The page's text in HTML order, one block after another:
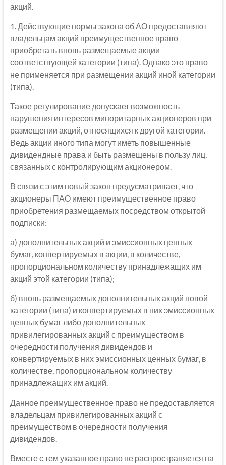
акций.
1. Действующие нормы закона об АО предоставляют
владельцам акций преимущественное право
приобретать вновь размещаемые акции
соответствующей категории (типа). Однако это право
не применяется при размещении акций иной категории
(типа).
Такое регулирование допускает возможность
нарушения интересов миноритарных акционеров при
размещении акций, относящихся к другой категории.
Ведь акции иного типа могут иметь повышенные
дивидендные права и быть размещены в пользу лиц,
связанных с контролирующим акционером.
В связи с этим новый закон предусматривает, что
акционеры ПАО имеют преимущественное право
приобретения размещаемых посредством открытой
подписки:
а) дополнительных акций и эмиссионных ценных
бумаг, конвертируемых в акции, в количестве,
пропорциональном количеству принадлежащих им
акций этой категории (типа);
б) вновь размещаемых дополнительных акций новой
категории (типа) и конвертируемых в них эмиссионных
ценных бумаг либо дополнительных
привилегированных акций с преимуществом в
очередности получения дивидендов и
конвертируемых в них эмиссионных ценных бумаг, в
количестве, пропорциональном количеству
принадлежащих им акций.
Данное преимущественное право не предоставляется
владельцам привилегированных акций с
преимуществом в очередности получения
дивидендов.
Вместе с тем указанное право не распространяется на